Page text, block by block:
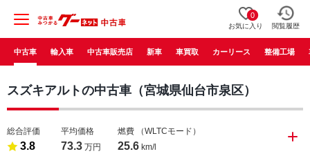
0
お気に入り 閲覧履歴
中古車 輸入車 中古車販売店 新車 車買取 カーリース 整備工場
スズキアルトの中古車（宮城県仙台市泉区）
総合評価
3.8
平均価格
73.3 万円
燃費 （WLTCモード）
25.6 km/l